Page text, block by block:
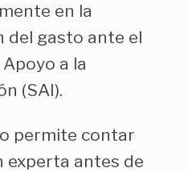
en la
del gasto ante el
a la
(SAI).
permite contar
experta antes de